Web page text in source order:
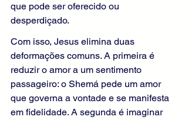
que pode ser oferecido ou
desperdiçado.
Com isso, Jesus elimina duas
deformações comuns. A primeira é
reduzir o amor a um sentimento
passageiro: o Shemá pede um amor
que governa a vontade e se manifesta
em fidelidade. A segunda é imaginar